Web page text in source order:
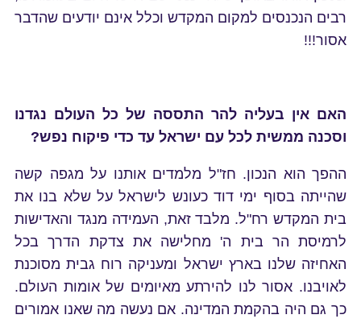
רבים הנכנסים למקום המקדש וכלל אינם יודעים שהדבר
אסור!!!
האם אין בעליה להר התססה של כל העולם נגדנו
וסכנה ממשית לכל עם ישראל עד כדי פיקוח נפש?
ההפך הוא הנכון. חז"ל מלמדים אותנו על מגפה קשה
שהייתה בסוף ימי דוד כעונש לישראל על שלא בנו את
בית המקדש רח"ל. מלבד זאת, העמידה מנגד והאדישות
לרמיסת הר בית ה' מחלישה את צדקת הדרך בכל
האחיזה שלנו בארץ ישראל ומעניקה רוח גבית מסוכנת
לאויבנו. אסור לנו להירתע מאיומים של אומות העולם.
כך גם היה בהקמת המדינה. אם נעשה מה שאנו אמורים